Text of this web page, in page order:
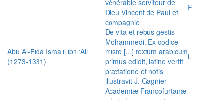
vénérable serviteur de
Dieu Vincent de Paul et
compagnie
F
Abu Al-Fida Isma'il ibn 'Ali
(1273-1331)
De vita et rebus gestis
Mohammedi. Ex codice
misto [...] textum arabicum
primus edidit, latine vertit,
præfatione et notis
illustravit J. Gagnier
L
Academiæ Francofurtanæ